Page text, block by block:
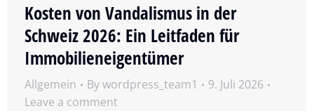
Kosten von Vandalismus in der
Schweiz 2026: Ein Leitfaden für
Immobilieneigentümer
Allgemein Bywordpress_team1
9. Juli 2026
Leave a comment